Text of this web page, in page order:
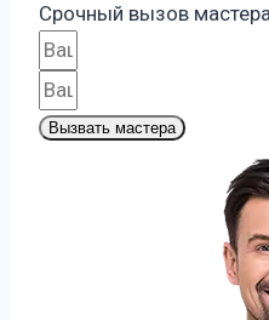
Срочный вызов
Вызвать мастера